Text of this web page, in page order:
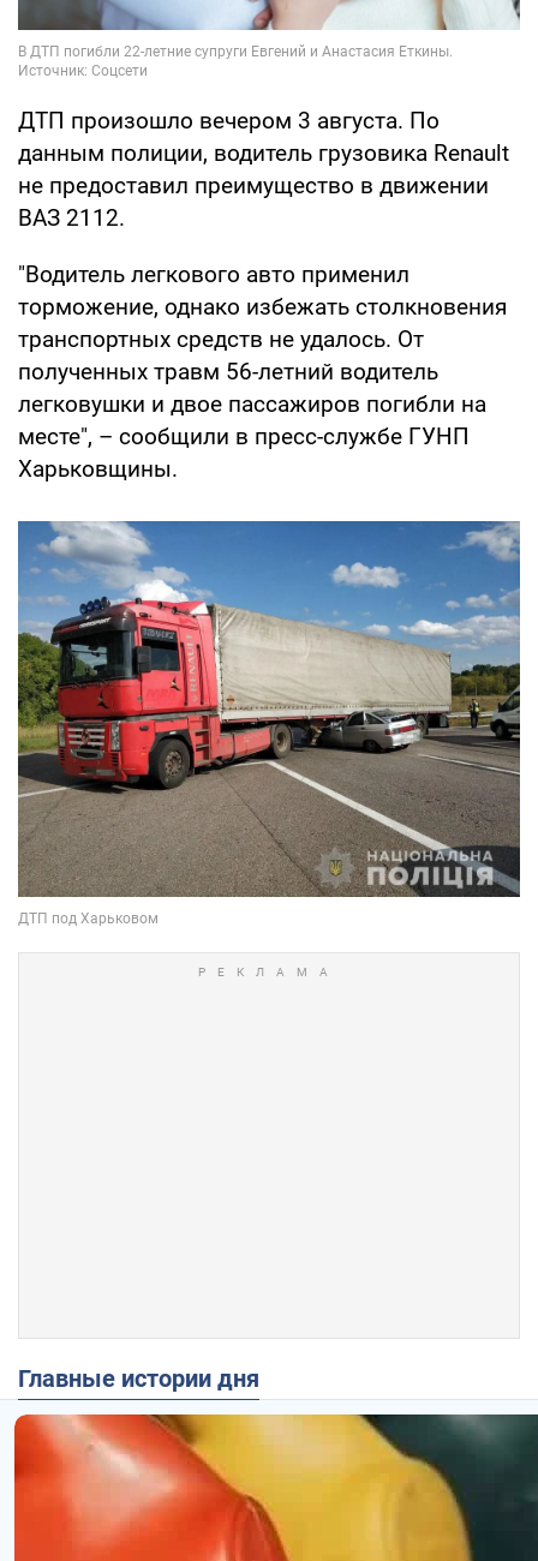
ДТП произошло вечером 3 августа. По
данным полиции, водитель грузовика Renault
не предоставил преимущество в движении
ВАЗ 2112.
"Водитель легкового авто применил
торможение, однако избежать столкновения
транспортных средств не удалось. От
полученных травм 56-летний водитель
легковушки и двое пассажиров погибли на
месте", – сообщили в пресс-службе ГУНП
Харьковщины.
Главные истории дня